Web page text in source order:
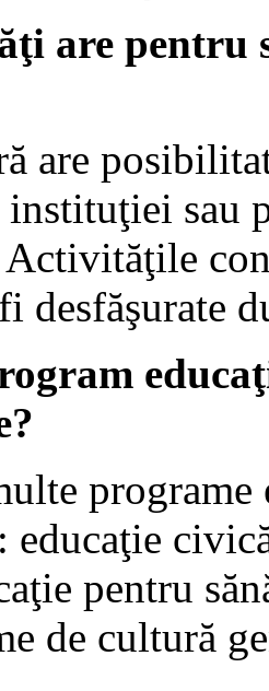
are
are
sau
desfăşurate
educaţie
pentru
de cultură